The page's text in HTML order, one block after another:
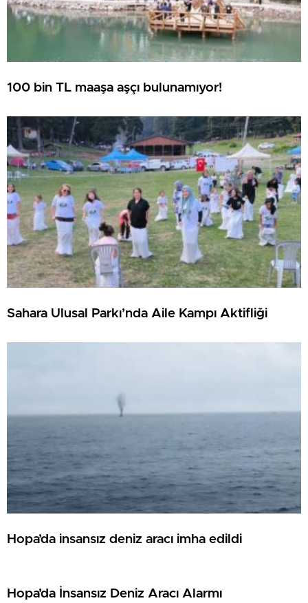
100 bin TL maaşa aşçı bulunamıyor!
Sahara Ulusal Parkı’nda Aile Kampı Aktifliği
Hopa’da insansız deniz aracı imha edildi
Hopa’da İnsansız Deniz Aracı Alarmı